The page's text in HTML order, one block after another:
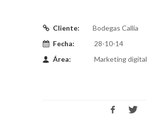
Cliente:
Bodegas Callia
Fecha:
28-10-14
Área:
Marketing digital